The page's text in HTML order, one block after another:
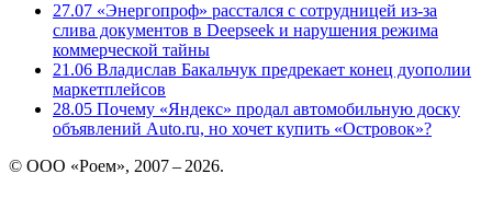
27.07 «Энергопроф» расстался с сотрудницей из-за
слива документов в Deepseek и нарушения режима
коммерческой тайны
21.06 Владислав Бакальчук предрекает конец дуополии
маркетплейсов
28.05 Почему «Яндекс» продал автомобильную доску
объявлений Auto.ru, но хочет купить «Островок»?
© ООО «Роем», 2007 – 2026.